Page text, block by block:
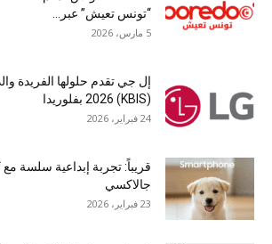
“تونس تعيش” عبر...
5 مارس، 2026
إل جي تقدم حلولها الفريدة
(KBIS) 2026 بفلوريدا
24 فبراير، 2026
قريباً: تجربة إبداعية سلسة
جالاكسي
23 فبراير، 2026